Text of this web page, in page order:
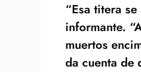
“Esa titera
informante.
muertos
da cuenta de